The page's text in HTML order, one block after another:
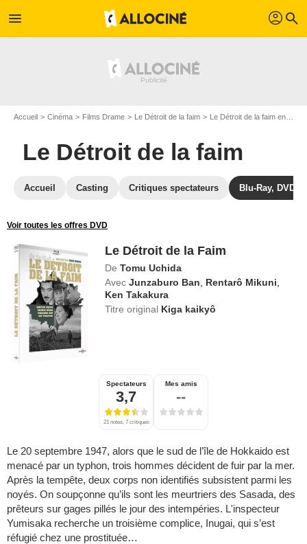
menu profil search
Accueil Cinéma Films Drame Le Détroit de la faim Le Détroit de la faim en Blu Ray
Le Détroit de la faim
Accueil Casting Critiques spectateurs Blu-Ray, DVD
Voir toutes les offres DVD
Le Détroit de la Faim
De Tomu Uchida
Avec Junzaburo Ban Rentarô Mikuni
Ken Takakura
Titre original Kiga kaikyô
Spectateurs
3,7
21 notes, 7 critiques
Mes amis
--
Le 20 septembre 1947, alors que le sud de l’île de Hokkaido est
menacé par un typhon, trois hommes décident de fuir par la mer.
Après la tempête, deux corps non identifiés subsistent parmi les
noyés. On soupçonne qu’ils sont les meurtriers des Sasada, des
prêteurs sur gages pillés le jour des intempéries. L'inspecteur
Yumisaka recherche un troisième complice, Inugai, qui s’est
réfugié chez une prostituée…